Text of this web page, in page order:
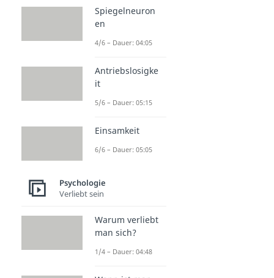
Spiegelneuron
en
4/6 – Dauer: 04:05
Antriebslosigke
it
5/6 – Dauer: 05:15
Einsamkeit
6/6 – Dauer: 05:05
Psychologie
Verliebt sein
Warum verliebt
man sich?
1/4 – Dauer: 04:48